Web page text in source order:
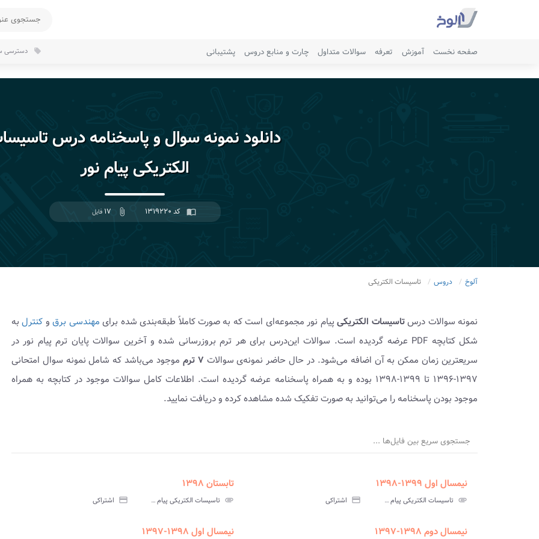
صفحه نخست آموزش تعرفه سوالات متداول چارت و منابع دروس پشتیبانی local_offer دسترسی
دانلود نمونه سوال و پاسخنامه درس
الکتریکی پیام نور
import_contacts کد ۱۳۱۹۲۲۰ attach_file ۱۷ فایل
آلوخ دروس تاسیسات الکتریکی
نمونه سوالات درستاسیسات الکتریکیپیام نور مجموعه‌ای است که به صورت کاملاً طبقه‌بندی شده برای مهندسی برقو کنترلبه
شکل کتابچه PDF عرضه گردیده است. سوالات این‌درس برای هر ترم بروزرسانی شده و آخرین سوالات پایان ترم پیام نور در
سریعترین زمان ممکن به آن اضافه می‌شود. در حال حاضر نمونه‌ی سوالات ۷ ترم
موجود می‌باشد که شامل نمونه سوال امتحانی
۱۳۹۷-۱۳۹۶ تا ۱۳۹۹-۱۳۹۸ بوده و به همراه پاسخنامه عرضه گردیده است. اطلاعات کامل سوالات موجود در کتابچه به همراه
موجود بودن پاسخنامه را می‌توانید به صورت تفکیک شده مشاهده کرده و دریافت نمایید.
جستجوی سریع بین فایل‌ها ...
نیمسال اول ۱۳۹۹-۱۳۹۸
attachment تاسیسات الکتریکی پیام نور credit_card اشتراکی
تابستان ۱۳۹۸
attachment تاسیسات الکتریکی پیام نور credit_card اشتراکی
نیمسال دوم ۱۳۹۸-۱۳۹۷ نیمسال اول ۱۳۹۸-۱۳۹۷